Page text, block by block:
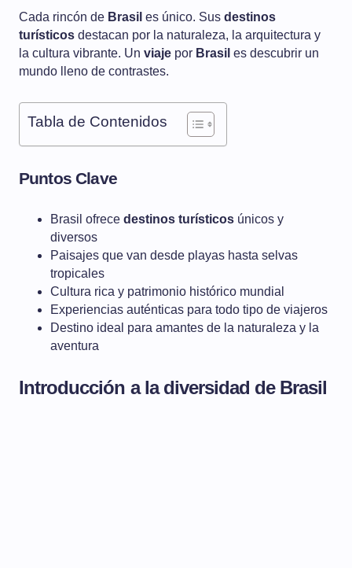
Cada rincón de Brasil es único. Sus destinos
turísticos destacan por la naturaleza, la arquitectura y
la cultura vibrante. Un viaje por Brasil es descubrir un
mundo lleno de contrastes.
Tabla de Contenidos
Puntos Clave
Brasil ofrece destinos turísticos únicos y
diversos
Paisajes que van desde playas hasta selvas
tropicales
Cultura rica y patrimonio histórico mundial
Experiencias auténticas para todo tipo de viajeros
Destino ideal para amantes de la naturaleza y la
aventura
Introducción a la diversidad de Brasil